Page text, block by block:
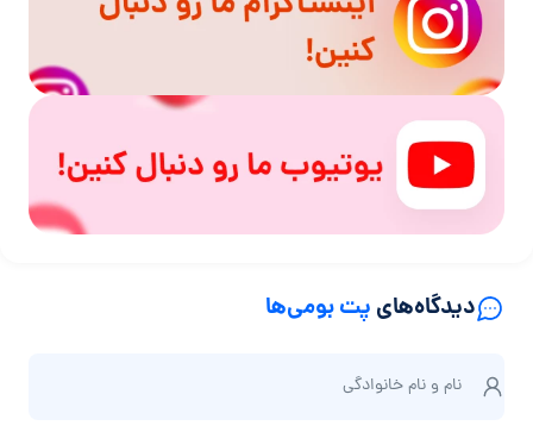
دیدگاه‌های پت بومی‌ها
ا
نام و نام‌ خانوادگی